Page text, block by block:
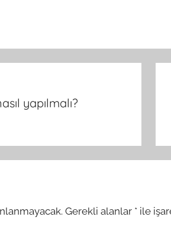
yapılmalı?
Gerekli alanlar * ile